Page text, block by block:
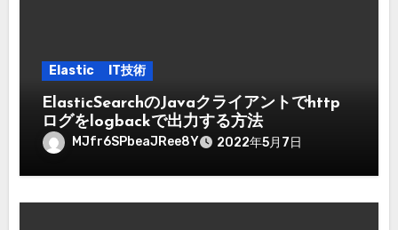
Elastic IT技術
ElasticSearchのJavaクライアントでhttp
ログをlogbackで出力する方法
MJfr6SPbeaJRee8Y 2022年5月7日